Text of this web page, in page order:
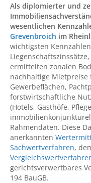
Als diplomierter und
wesentlichen
Grevenbroich im
wichtigsten
ermittelten zonalen
nachhaltige
Gewerbeflächen,
forstwirtschaftliche
(Hotels, Gasthöfe,
Rahmendaten. Diese
anerkannten
Sachwertverfahren,
gerichtsverwertbares
194 BauGB.